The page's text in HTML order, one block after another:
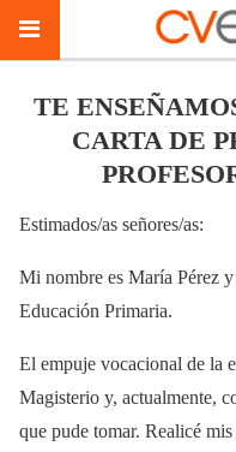
TE
CARTA DE
Estimados/as señores/as:
Mi nombre es María Pérez
Educación Primaria.
El empuje vocacional de la
Magisterio y, actualmente,
que pude tomar. Realicé